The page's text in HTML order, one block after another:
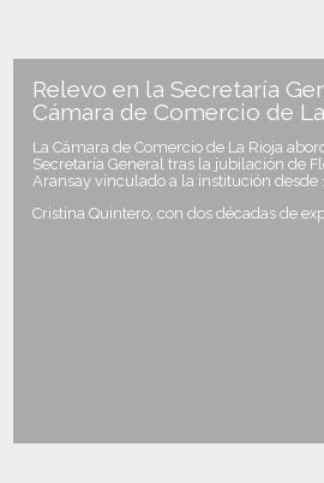
Relevo en la Secretaría
Cámara de Comercio de
La Cámara de Comercio de La Rioja
Secretaría General tras la jubilación de
Aransay vinculado a la institución desde
Cristina Quintero, con dos décadas de